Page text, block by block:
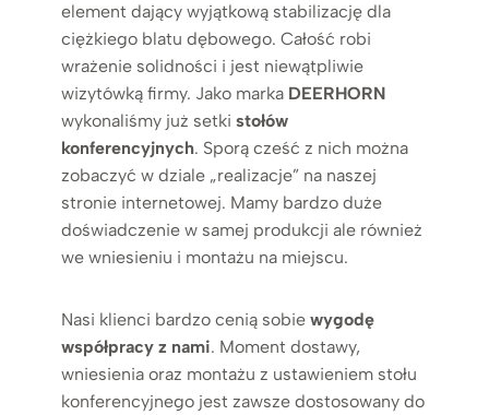
element dający wyjątkową stabilizację dla
ciężkiego blatu dębowego. Całość robi
wrażenie solidności i jest niewątpliwie
wizytówką firmy. Jako marka DEERHORN
wykonaliśmy już setki stołów
konferencyjnych. Sporą cześć z nich można
zobaczyć w dziale „realizacje” na naszej
stronie internetowej. Mamy bardzo duże
doświadczenie w samej produkcji ale również
we wniesieniu i montażu na miejscu.
Nasi klienci bardzo cenią sobie wygodę
współpracy z nami. Moment dostawy,
wniesienia oraz montażu z ustawieniem stołu
konferencyjnego jest zawsze dostosowany do